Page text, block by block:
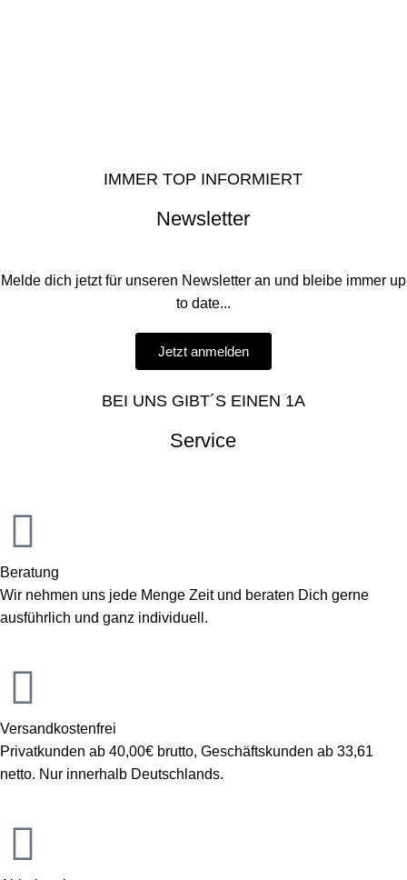
IMMER TOP INFORMIERT
Newsletter
Melde dich jetzt für unseren Newsletter an und bleibe immer up
to date...
Jetzt anmelden
BEI UNS GIBT´S EINEN 1A
Service
Beratung
Wir nehmen uns jede Menge Zeit und beraten Dich gerne
ausführlich und ganz individuell.
Versandkostenfrei
Privatkunden ab 40,00€ brutto, Geschäftskunden ab 33,61
netto. Nur innerhalb Deutschlands.